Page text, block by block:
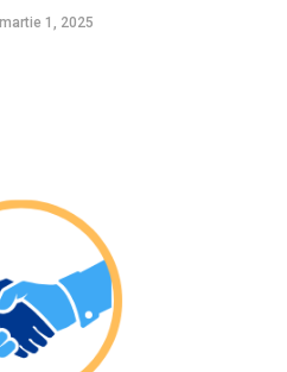
martie 1, 2025